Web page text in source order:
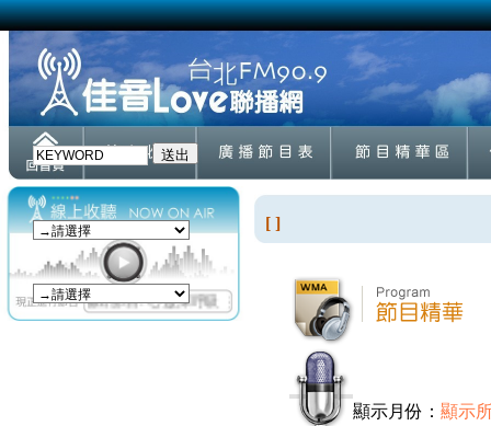
[ ]
顯示月份： 顯示